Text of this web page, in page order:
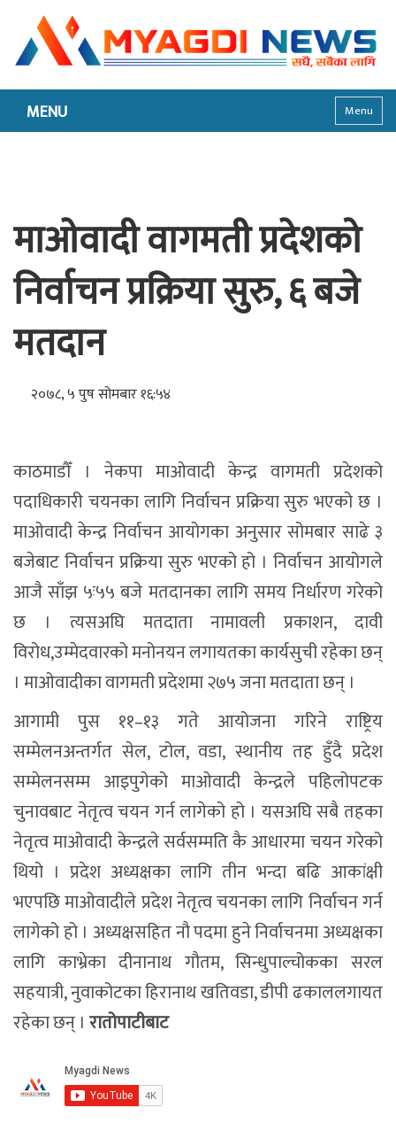
MENU Menu
माओवादी वागमती प्रदेशको
निर्वाचन प्रक्रिया सुरु, ६ बजे
मतदान
२०७८, ५ पुष सोमबार १६:५४
काठमाडौँ । नेकपा माओवादी केन्द्र वागमती प्रदेशको
पदाधिकारी चयनका लागि निर्वाचन प्रक्रिया सुरु भएको छ ।
माओवादी केन्द्र निर्वाचन आयोगका अनुसार सोमबार साढे ३
बजेबाट निर्वाचन प्रक्रिया सुरु भएको हो । निर्वाचन आयोगले
आजै साँझ ५ः५५ बजे मतदानका लागि समय निर्धारण गरेको
छ । त्यसअघि मतदाता नामावली प्रकाशन, दावी
विरोध,उम्मेदवारको मनोनयन लगायतका कार्यसुची रहेका छन्
। माओवादीका वागमती प्रदेशमा २७५ जना मतदाता छन् ।
आगामी पुस ११–१३ गते आयोजना गरिने राष्ट्रिय
सम्मेलनअन्तर्गत सेल, टोल, वडा, स्थानीय तह हुँदै प्रदेश
सम्मेलनसम्म आइपुगेको माओवादी केन्द्रले पहिलोपटक
चुनावबाट नेतृत्व चयन गर्न लागेको हो । यसअघि सबै तहका
नेतृत्व माओवादी केन्द्रले सर्वसम्मति कै आधारमा चयन गरेको
थियो । प्रदेश अध्यक्षका लागि तीन भन्दा बढि आकांक्षी
भएपछि माओवादीले प्रदेश नेतृत्व चयनका लागि निर्वाचन गर्न
लागेको हो । अध्यक्षसहित नौ पदमा हुने निर्वाचनमा अध्यक्षका
लागि काभ्रेका दीनानाथ गौतम, सिन्धुपाल्चोकका सरल
सहयात्री, नुवाकोटका हिरानाथ खतिवडा, डीपी ढकाललगायत
रहेका छन् । रातोपाटीबाट